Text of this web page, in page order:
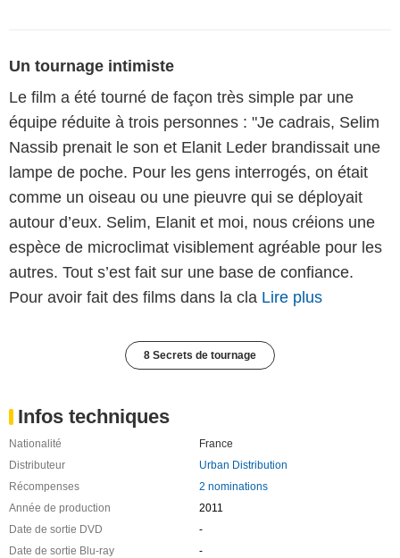
Un tournage intimiste
Le film a été tourné de façon très simple par une
équipe réduite à trois personnes : "Je cadrais, Selim
Nassib prenait le son et Elanit Leder brandissait une
lampe de poche. Pour les gens interrogés, on était
comme un oiseau ou une pieuvre qui se déployait
autour d’eux. Selim, Elanit et moi, nous créions une
espèce de microclimat visiblement agréable pour les
autres. Tout s’est fait sur une base de confiance.
Pour avoir fait des films dans la cla Lire plus
8 Secrets de tournage
Infos techniques
Nationalité
France
Distributeur
Urban Distribution
Récompenses
2 nominations
Année de production
2011
Date de sortie DVD
-
Date de sortie Blu-ray
-